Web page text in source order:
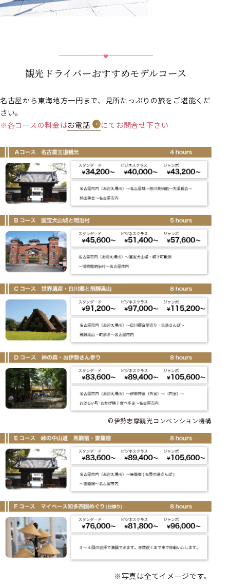
観光ドライバーおすすめモデルコース
名古屋から東海地方一円まで、見所たっぷりの旅をご堪能くだ
さい。
※各コースの料金はお電話 にてお問合せ下さい
©伊勢志摩観光コンベンション機構
※写真は全てイメージです。